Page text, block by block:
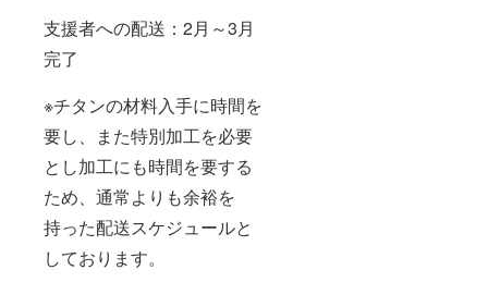
支援者への配送：2月～3月
完了
※チタンの材料入手に時間を
要し、また特別加工を必要
とし加工にも時間を要する
ため、通常よりも余裕を
持った配送スケジュールと
しております。